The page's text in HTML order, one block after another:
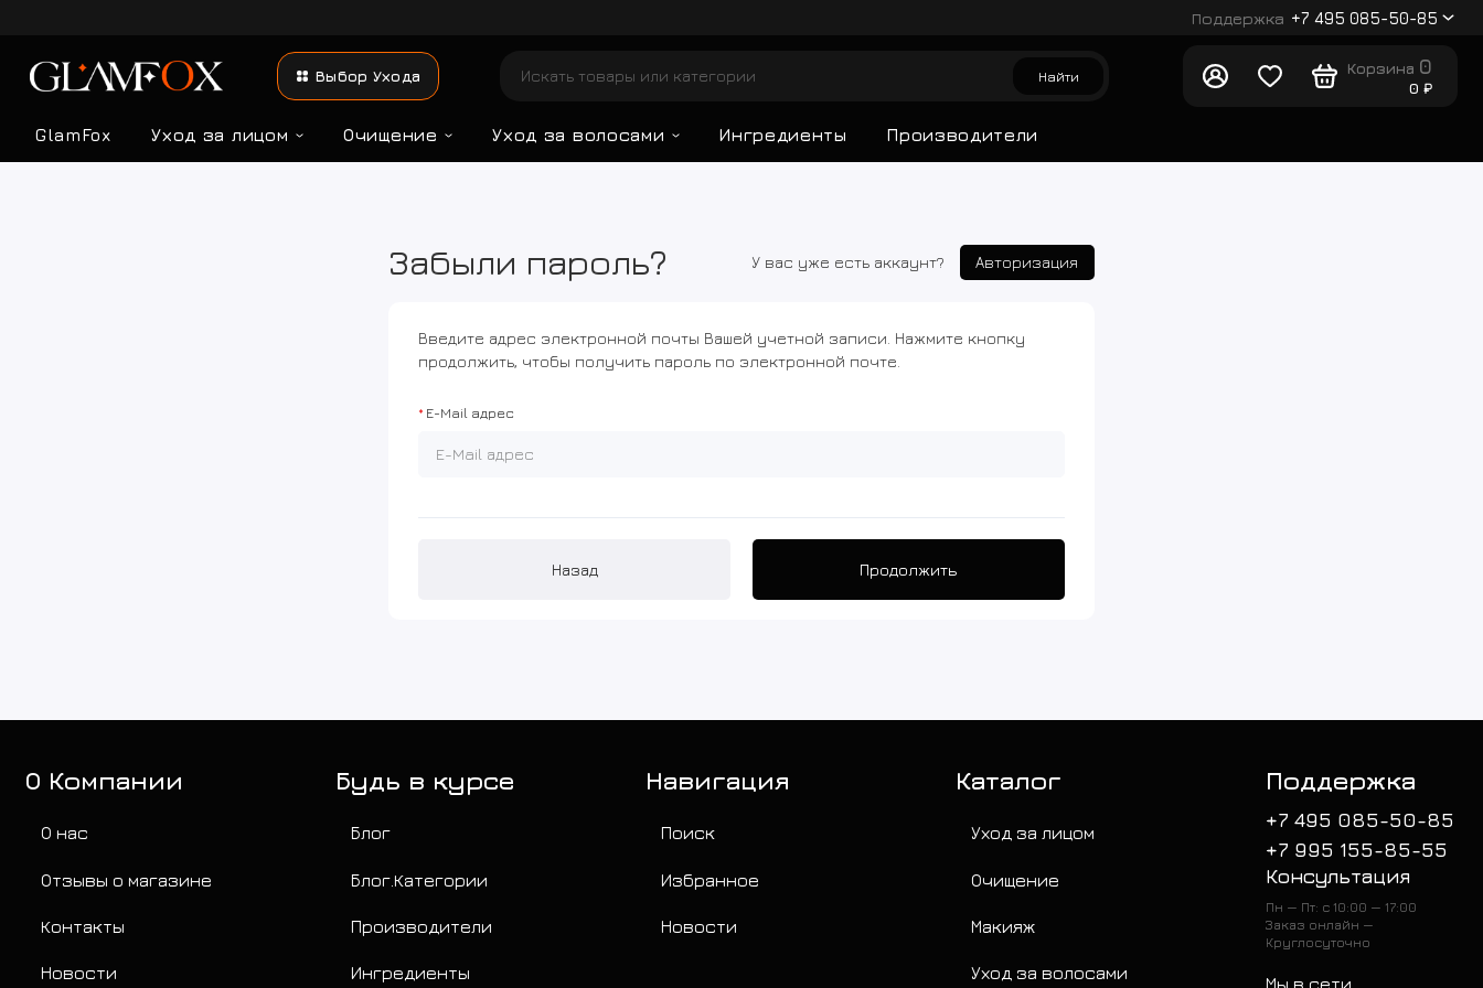
Поддержка +7 495 085-50-85
Выбор Ухода Найти Корзина 0
0 ₽
GlamFox Уход за лицом Очищение Уход за волосами Ингредиенты Производители
Забыли пароль? У вас уже есть аккаунт? Авторизация
Введите адрес электронной почты Вашей учетной записи. Нажмите кнопку
продолжить, чтобы получить пароль по электронной почте.
E-Mail адрес
Назад Продолжить
О Компании
О нас
Отзывы о магазине
Контакты
Новости
Будь в курсе
Блог
Блог.Категории
Производители
Ингредиенты
Навигация
Поиск
Избранное
Новости
Каталог
Уход за лицом
Очищение
Макияж
Уход за волосами
Поддержка
+7 495 085-50-85
+7 995 155-85-55
Консультация
Пн — Пт: с 10:00 — 17:00
Заказ онлайн —
Круглосуточно
Мы в сети